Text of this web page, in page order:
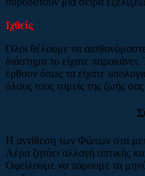
Ιχθείς
Όλοι θέλουμε να
διάστημα το είχατε
έρθουν όπως τα είχατε
όλους τους τομείς της ζωής
Η αντίθεση των Φώτων στα
Αέρα ζητάει αλλαγή οπτικής
Οφείλουμε να πάρουμε τα